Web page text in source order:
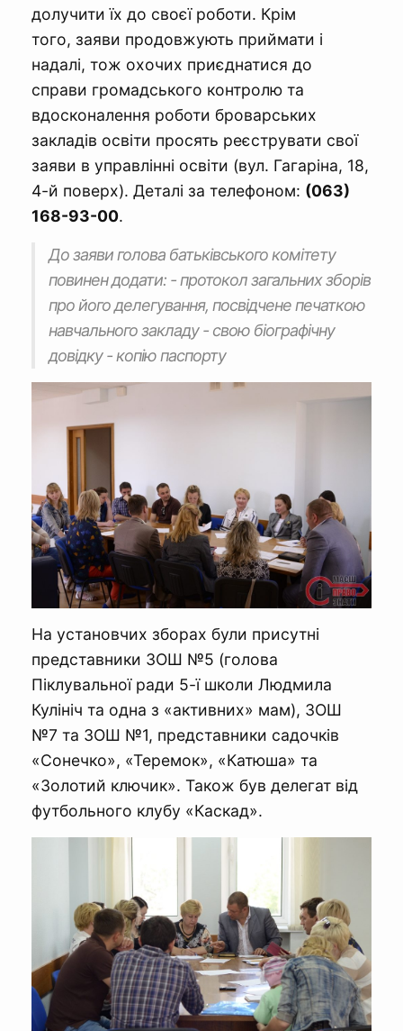
долучити їх до своєї роботи. Крім
того, заяви продовжують приймати і
надалі, тож охочих приєднатися до
справи громадського контролю та
вдосконалення роботи броварських
закладів освіти просять реєструвати свої
заяви в управлінні освіти (вул. Гагаріна, 18,
4-й поверх). Деталі за телефоном: (063)
168-93-00.
До заяви голова батьківського комітету
повинен додати: - протокол загальних зборів
про його делегування, посвідчене печаткою
навчального закладу - свою біографічну
довідку - копію паспорту
На установчих зборах були присутні
представники ЗОШ №5 (голова
Піклувальної ради 5-ї школи Людмила
Кулініч та одна з «активних» мам), ЗОШ
№7 та ЗОШ №1, представники садочків
«Сонечко», «Теремок», «Катюша» та
«Золотий ключик». Також був делегат від
футбольного клубу «Каскад».